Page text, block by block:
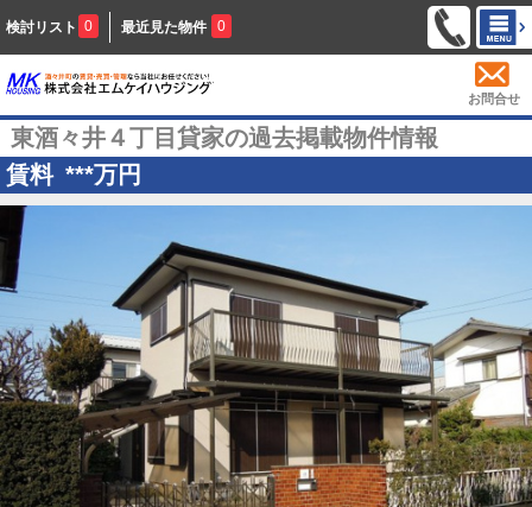
検討リスト 0 最近見た物件 0
お問合せ
東酒々井４丁目貸家の過去掲載物件情報
賃料 ***万円